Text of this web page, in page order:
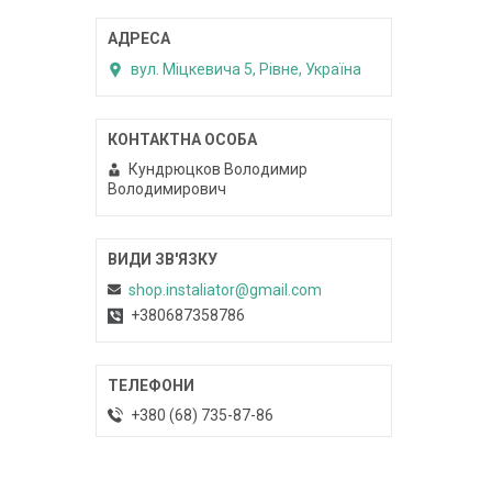
вул. Міцкевича 5, Рівне, Україна
Кундрюцков Володимир
Володимирович
shop.instaliator@gmail.com
+380687358786
+380 (68) 735-87-86